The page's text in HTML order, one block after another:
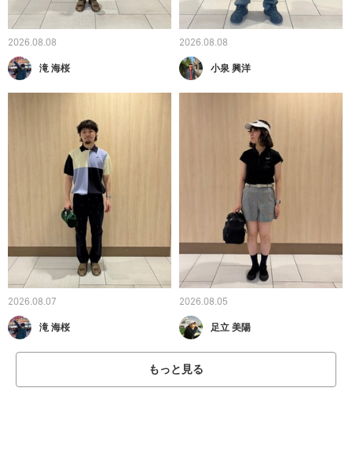
2026.08.08
滝 海桜
2026.08.08
小泉 興洋
2026.08.07
滝 海桜
2026.08.05
足立 美陽
もっと見る